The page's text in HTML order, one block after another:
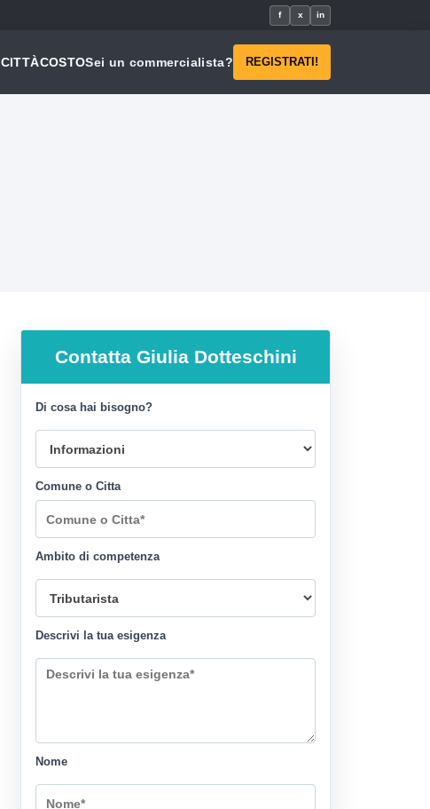
f x in
CITTÀCOSTOSei un commercialista? REGISTRATI!
Contatta Giulia Dotteschini
Di cosa hai bisogno?
Comune o Citta
Ambito di competenza
Descrivi la tua esigenza
Nome